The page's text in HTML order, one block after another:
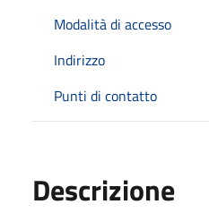
Modalità di accesso
Indirizzo
Punti di contatto
Descrizione